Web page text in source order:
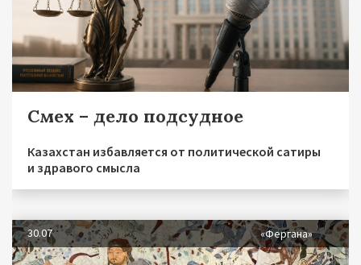
Смех – дело подсудное
Казахстан избавляется от политической сатиры
и здравого смысла
30.07 «Фергана»